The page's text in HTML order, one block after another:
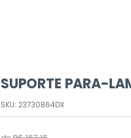
SUPORTE PARA-
SKU: 23730864DX